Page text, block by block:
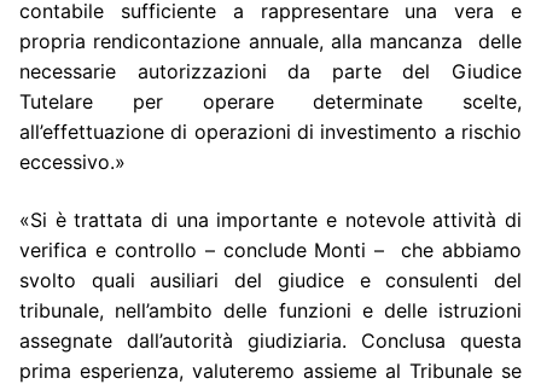
contabile sufficiente a rappresentare una vera e
propria rendicontazione annuale, alla mancanza delle
necessarie autorizzazioni da parte del Giudice
Tutelare per operare determinate scelte,
all’effettuazione di operazioni di investimento a rischio
eccessivo.»
«Si è trattata di una importante e notevole attività di
verifica e controllo – conclude Monti – che abbiamo
svolto quali ausiliari del giudice e consulenti del
tribunale, nell’ambito delle funzioni e delle istruzioni
assegnate dall’autorità giudiziaria. Conclusa questa
prima esperienza, valuteremo assieme al Tribunale se